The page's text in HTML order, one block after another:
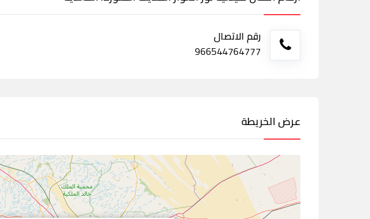
رقم الاتصال
966544764777
عرض الخريطة